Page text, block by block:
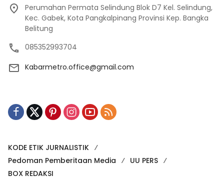
Perumahan Permata Selindung Blok D7 Kel. Selindung,
Kec. Gabek, Kota Pangkalpinang Provinsi Kep. Bangka
Belitung
085352993704
Kabarmetro.office@gmail.com
KODE ETIK JURNALISTIK
Pedoman Pemberitaan Media
UU PERS
BOX REDAKSI